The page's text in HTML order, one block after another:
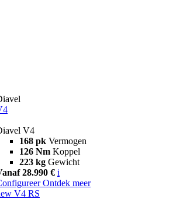
V4
168 pk Vermogen
126 Nm Koppel
223 kg Gewicht
28.990 € i
Ontdek meer
V4 RS